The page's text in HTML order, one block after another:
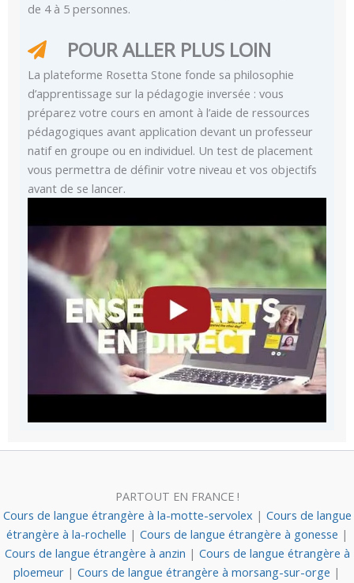
de 4 à 5 personnes.
POUR ALLER PLUS LOIN
La plateforme Rosetta Stone fonde sa philosophie
d’apprentissage sur la pédagogie inversée : vous
préparez votre cours en amont à l’aide de ressources
pédagogiques avant application devant un professeur
natif en groupe ou en individuel. Un test de placement
vous permettra de définir votre niveau et vos objectifs
avant de se lancer.
PARTOUT EN FRANCE !
Cours de langue étrangère à la-motte-servolex | Cours de langue
étrangère à la-rochelle | Cours de langue étrangère à gonesse |
Cours de langue étrangère à anzin | Cours de langue étrangère à
ploemeur | Cours de langue étrangère à morsang-sur-orge |